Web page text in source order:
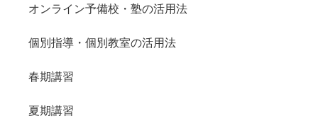
オンライン予備校・塾の活用法
個別指導・個別教室の活用法
春期講習
夏期講習